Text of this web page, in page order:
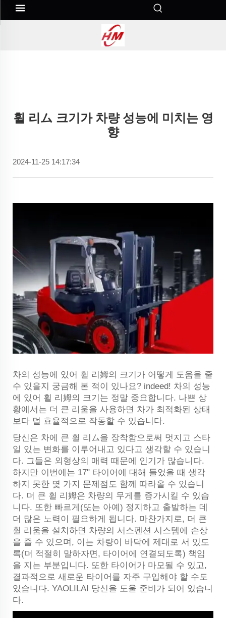
휠 리ム 크기가 차량 성능에 미치는 영
향
2024-11-25 14:17:34
차의 성능에 있어 휠 리姆의 크기가 어떻게 도움을 줄
수 있을지 궁금해 본 적이 있나요? indeed! 차의 성능
에 있어 휠 리姆의 크기는 정말 중요합니다. 나쁜 상
황에서는 더 큰 리움을 사용하면 차가 최적화된 상태
보다 덜 효율적으로 작동할 수 있습니다.
당신은 차에 큰 휠 리ム을 장착함으로써 멋지고 스타
일 있는 변화를 이루어내고 있다고 생각할 수 있습니
다. 그들은 외형상의 매력 때문에 인기가 많습니다.
하지만 이번에는 17" 타이어에 대해 들었을 때 생각
하지 못한 몇 가지 문제점도 함께 따라올 수 있습니
다. 더 큰 휠 리姆은 차량의 무게를 증가시킬 수 있습
니다. 또한 빠르게(또는 아예) 정지하고 출발하는 데
더 많은 노력이 필요하게 됩니다. 마찬가지로, 더 큰
휠 리움을 설치하면 차량의 서스펜션 시스템에 손상
을 줄 수 있으며, 이는 차량이 바닥에 제대로 서 있도
록(더 적절히 말하자면, 타이어에 연결되도록) 책임
을 지는 부분입니다. 또한 타이어가 마모될 수 있고,
결과적으로 새로운 타이어를 자주 구입해야 할 수도
있습니다. YAOLILAI 당신을 도울 준비가 되어 있습니
다.